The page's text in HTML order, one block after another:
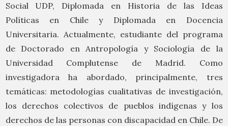
Social UDP, Diplomada en Historia de las Ideas
Políticas en Chile y Diplomada en Docencia
Universitaria. Actualmente, estudiante del programa
de Doctorado en Antropología y Sociología de la
Universidad Complutense de Madrid. Como
investigadora ha abordado, principalmente, tres
temáticas: metodologías cualitativas de investigación,
los derechos colectivos de pueblos indígenas y los
derechos de las personas con discapacidad en Chile. De